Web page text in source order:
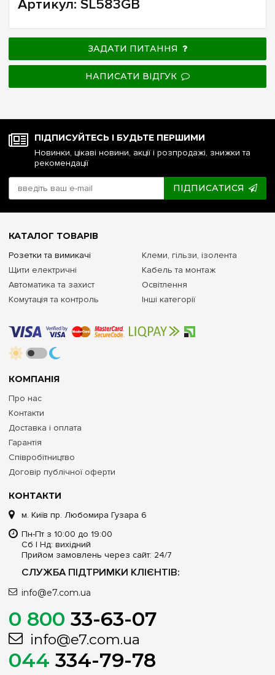
Артикул: SL583GB
ЗАДАТИ ПИТАННЯ
НАПИСАТИ ВІДГУК
ПІДПИСУЙТЕСЬ І БУДЬТЕ ПЕРШИМИ
Новинки, цікаві новини, акції і розпродажі, знижки та
рекомендації
ПІДПИСАТИСЯ
КОНТАКТИ
м. Київ пр. Любомира Гузара 6
Пн-Пт з 10:00 до 19:00
Сб | Нд: вихідний
Прийом замовлень через сайт: 24/7
СЛУЖБА ПІДТРИМКИ КЛІЄНТІВ:
info@e7.com.ua
0 800 33-63-07
info@e7.com.ua
044 334-79-78
КОМПАНІЯ
Про нас
Контакти
Доставка і оплата
Гарантія
Співробітництво
Договір публічної оферти
КАТАЛОГ ТОВАРІВ
Розетки та вимикачі
Щити електричні
Автоматика та захист
Комутація та контроль
Клеми, гільзи, ізолента
Кабель та монтаж
Освітлення
Інші категорії